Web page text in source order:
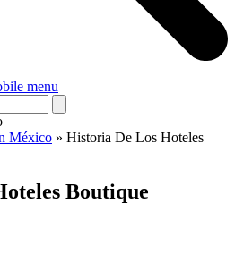
menu
México » Historia De Los Hoteles
Boutique